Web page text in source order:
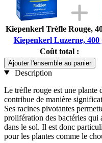
Kiepenkerl Trèfle Rouge,
Kiepenkerl Luzerne, 400
Coût total :
Ajouter l'ensemble au panier
Description
Le trèfle rouge est une plante
contribue de manière
Ses racines pivotantes
prolifération des bactéries qui
dans le sol. Il est donc
pour les plantes comme le